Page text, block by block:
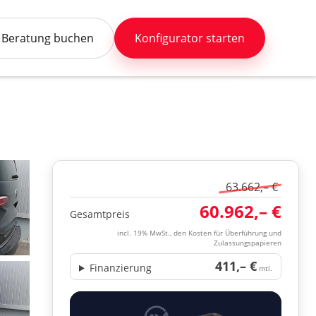
Beratung buchen Konfigurator starten
63.662,– €
Gesamtpreis 60.962,– €
incl. 19% MwSt., den Kosten für Überführung und
Zulassungspapieren
411,– € mtl.
Finanzierung